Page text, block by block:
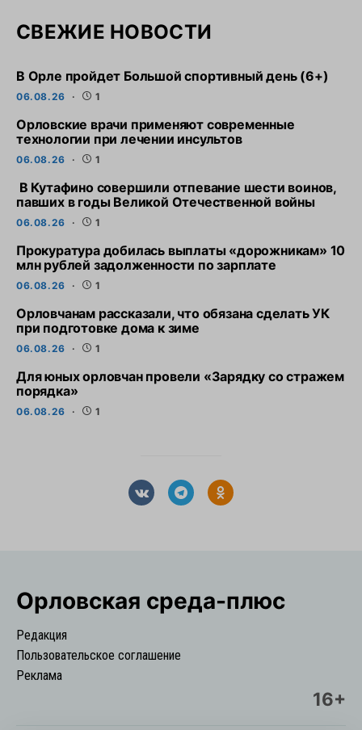
СВЕЖИЕ НОВОСТИ
В Орле пройдет Большой спортивный день (6+)
06.08.26 1
Орловские врачи применяют современные
технологии при лечении инсультов
06.08.26 1
В Кутафино совершили отпевание шести воинов,
павших в годы Великой Отечественной войны
06.08.26 1
Прокуратура добилась выплаты «дорожникам» 10
млн рублей задолженности по зарплате
06.08.26 1
Орловчанам рассказали, что обязана сделать УК
при подготовке дома к зиме
06.08.26 1
Для юных орловчан провели «Зарядку со стражем
порядка»
06.08.26 1
Орловская cреда-плюс
Редакция
Пользовательское соглашение
Реклама
16+